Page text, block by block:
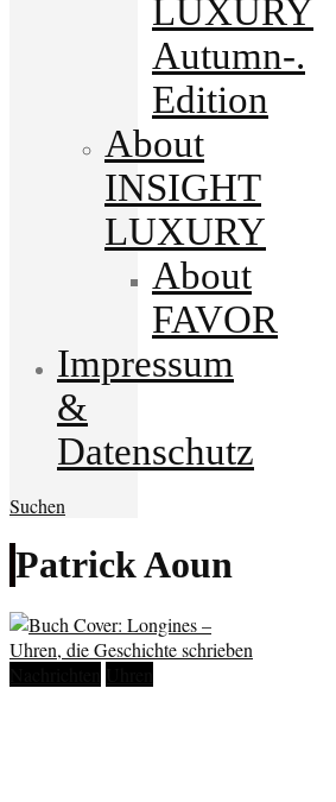
LUXURY
Autumn-.
Edition
About
INSIGHT
LUXURY
About
FAVOR
Impressum
&
Datenschutz
Suchen
Patrick Aoun